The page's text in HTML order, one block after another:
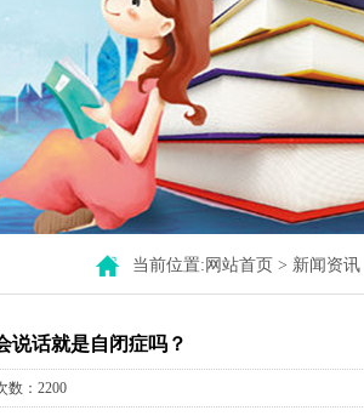
当前位置: 网站首页 > 新闻资讯
说话就是自闭症吗？
：2200